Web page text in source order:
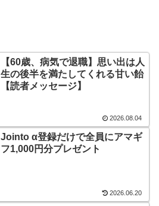
【60歳、病気で退職】思い出は人
生の後半を満たしてくれる甘い飴
【読者メッセージ】
2026.08.04
Jointo α登録だけで全員にアマギ
フ1,000円分プレゼント
2026.06.20